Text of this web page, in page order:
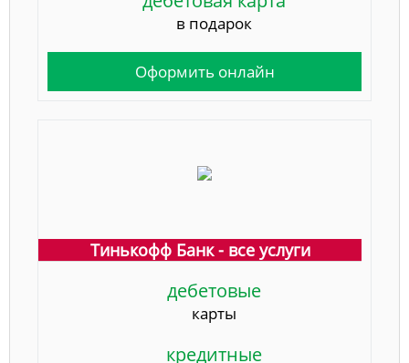
в подарок
Оформить онлайн
Тинькофф Банк - все услуги
дебетовые
карты
кредитные